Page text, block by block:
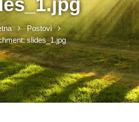
Postovi
slides_1.jpg